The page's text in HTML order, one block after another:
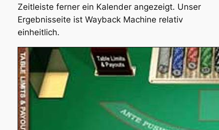
Zeitleiste ferner ein Kalender angezeigt. Unser
Ergebnisseite ist Wayback Machine relativ
einheitlich.